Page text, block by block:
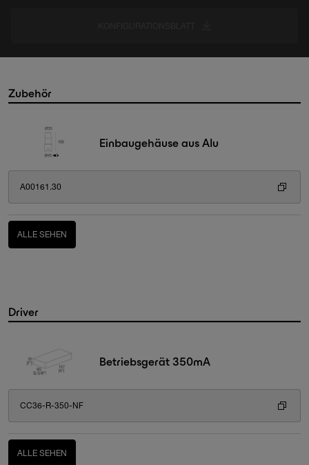
Zubehör
Einbaugehäuse aus Alu
A00161.30
ALLE SEHEN
Driver
Betriebsgerät 350mA
CC36-R-350-NF
ALLE SEHEN